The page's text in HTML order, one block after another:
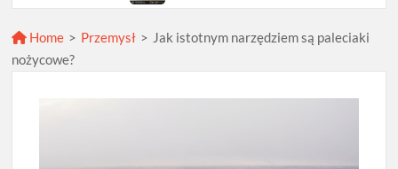
Home > Przemysł > Jak istotnym narzędziem są paleciaki
nożycowe?